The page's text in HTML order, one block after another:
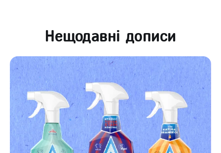
Нещодавні дописи